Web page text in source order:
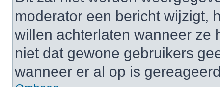
moderator een bericht wijzigt,
willen achterlaten wanneer ze
niet dat gewone gebruikers
wanneer er al op is